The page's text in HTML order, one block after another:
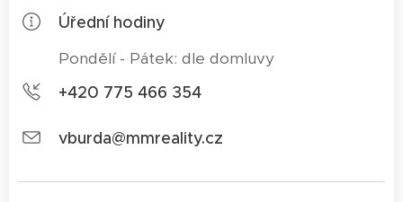
Úřední hodiny
Pondělí - Pátek: dle domluvy
+420 775 466 354
vburda@mmreality.cz